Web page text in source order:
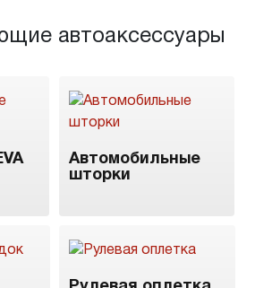
автоаксессуары
Автомобильные
шторки